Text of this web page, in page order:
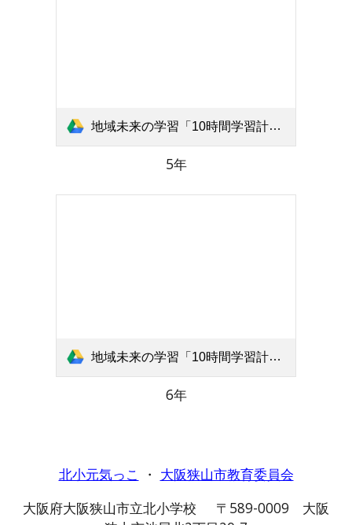
地域未来の学習「10時間学習計画表」北小5年 .pdf
5年
地域未来の学習「10時間学習計画表」北小6年 .pdf
6年
北小元気っこ ・ 大阪狭山市教育委員会
大阪府大阪狭山市立北小学校 〒589-0009 大阪